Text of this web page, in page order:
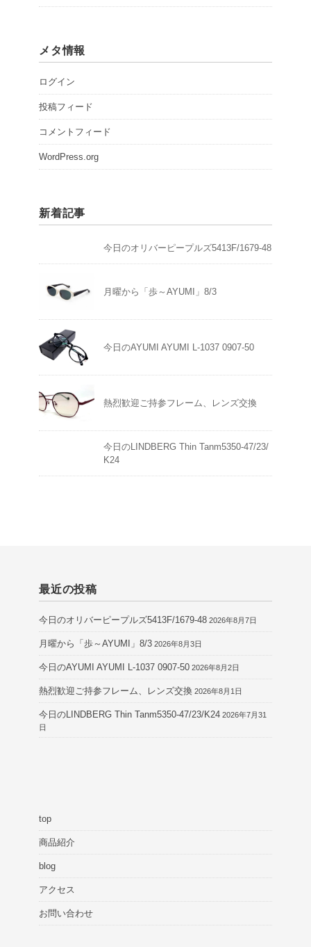
メタ情報
ログイン
投稿フィード
コメントフィード
WordPress.org
新着記事
今日のオリバーピープルズ5413F/1679-48
月曜から「歩～AYUMI」8/3
今日のAYUMI AYUMI L-1037 0907-50
熱烈歓迎ご持参フレーム、レンズ交換
今日のLINDBERG Thin Tanm5350-47/23/
K24
最近の投稿
今日のオリバーピープルズ5413F/1679-48 2026年8月7日
月曜から「歩～AYUMI」8/3 2026年8月3日
今日のAYUMI AYUMI L-1037 0907-50 2026年8月2日
熱烈歓迎ご持参フレーム、レンズ交換 2026年8月1日
今日のLINDBERG Thin Tanm5350-47/23/K24 2026年7月31
日
top
商品紹介
blog
アクセス
お問い合わせ